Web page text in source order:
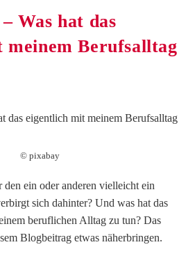
Was hat das
meinem Berufsalltag
© pixabay
ein oder anderen vielleicht ein
sich dahinter? Und was hat das
beruflichen Alltag zu tun? Das
Blogbeitrag etwas näherbringen.